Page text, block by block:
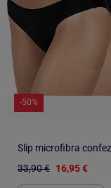
-50%
33,90 € 16,95 €